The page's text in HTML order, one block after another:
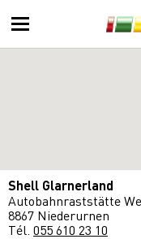
Shell Glarnerland
Autobahnraststätte
8867 Niederurnen
Tél. 055 610 23 10